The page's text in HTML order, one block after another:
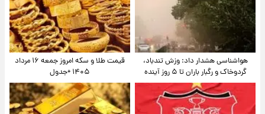
هواشناسی هشدار داد: وزش تندباد،
گردوخاک و رگبار باران تا ۵ روز آینده
قیمت طلا و سکه امروز جمعه ۱۶ مرداد
۱۴۰۵ +جدول